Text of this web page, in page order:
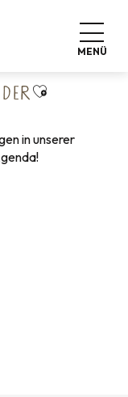
MENÜ
Ajouter aux
in unserer